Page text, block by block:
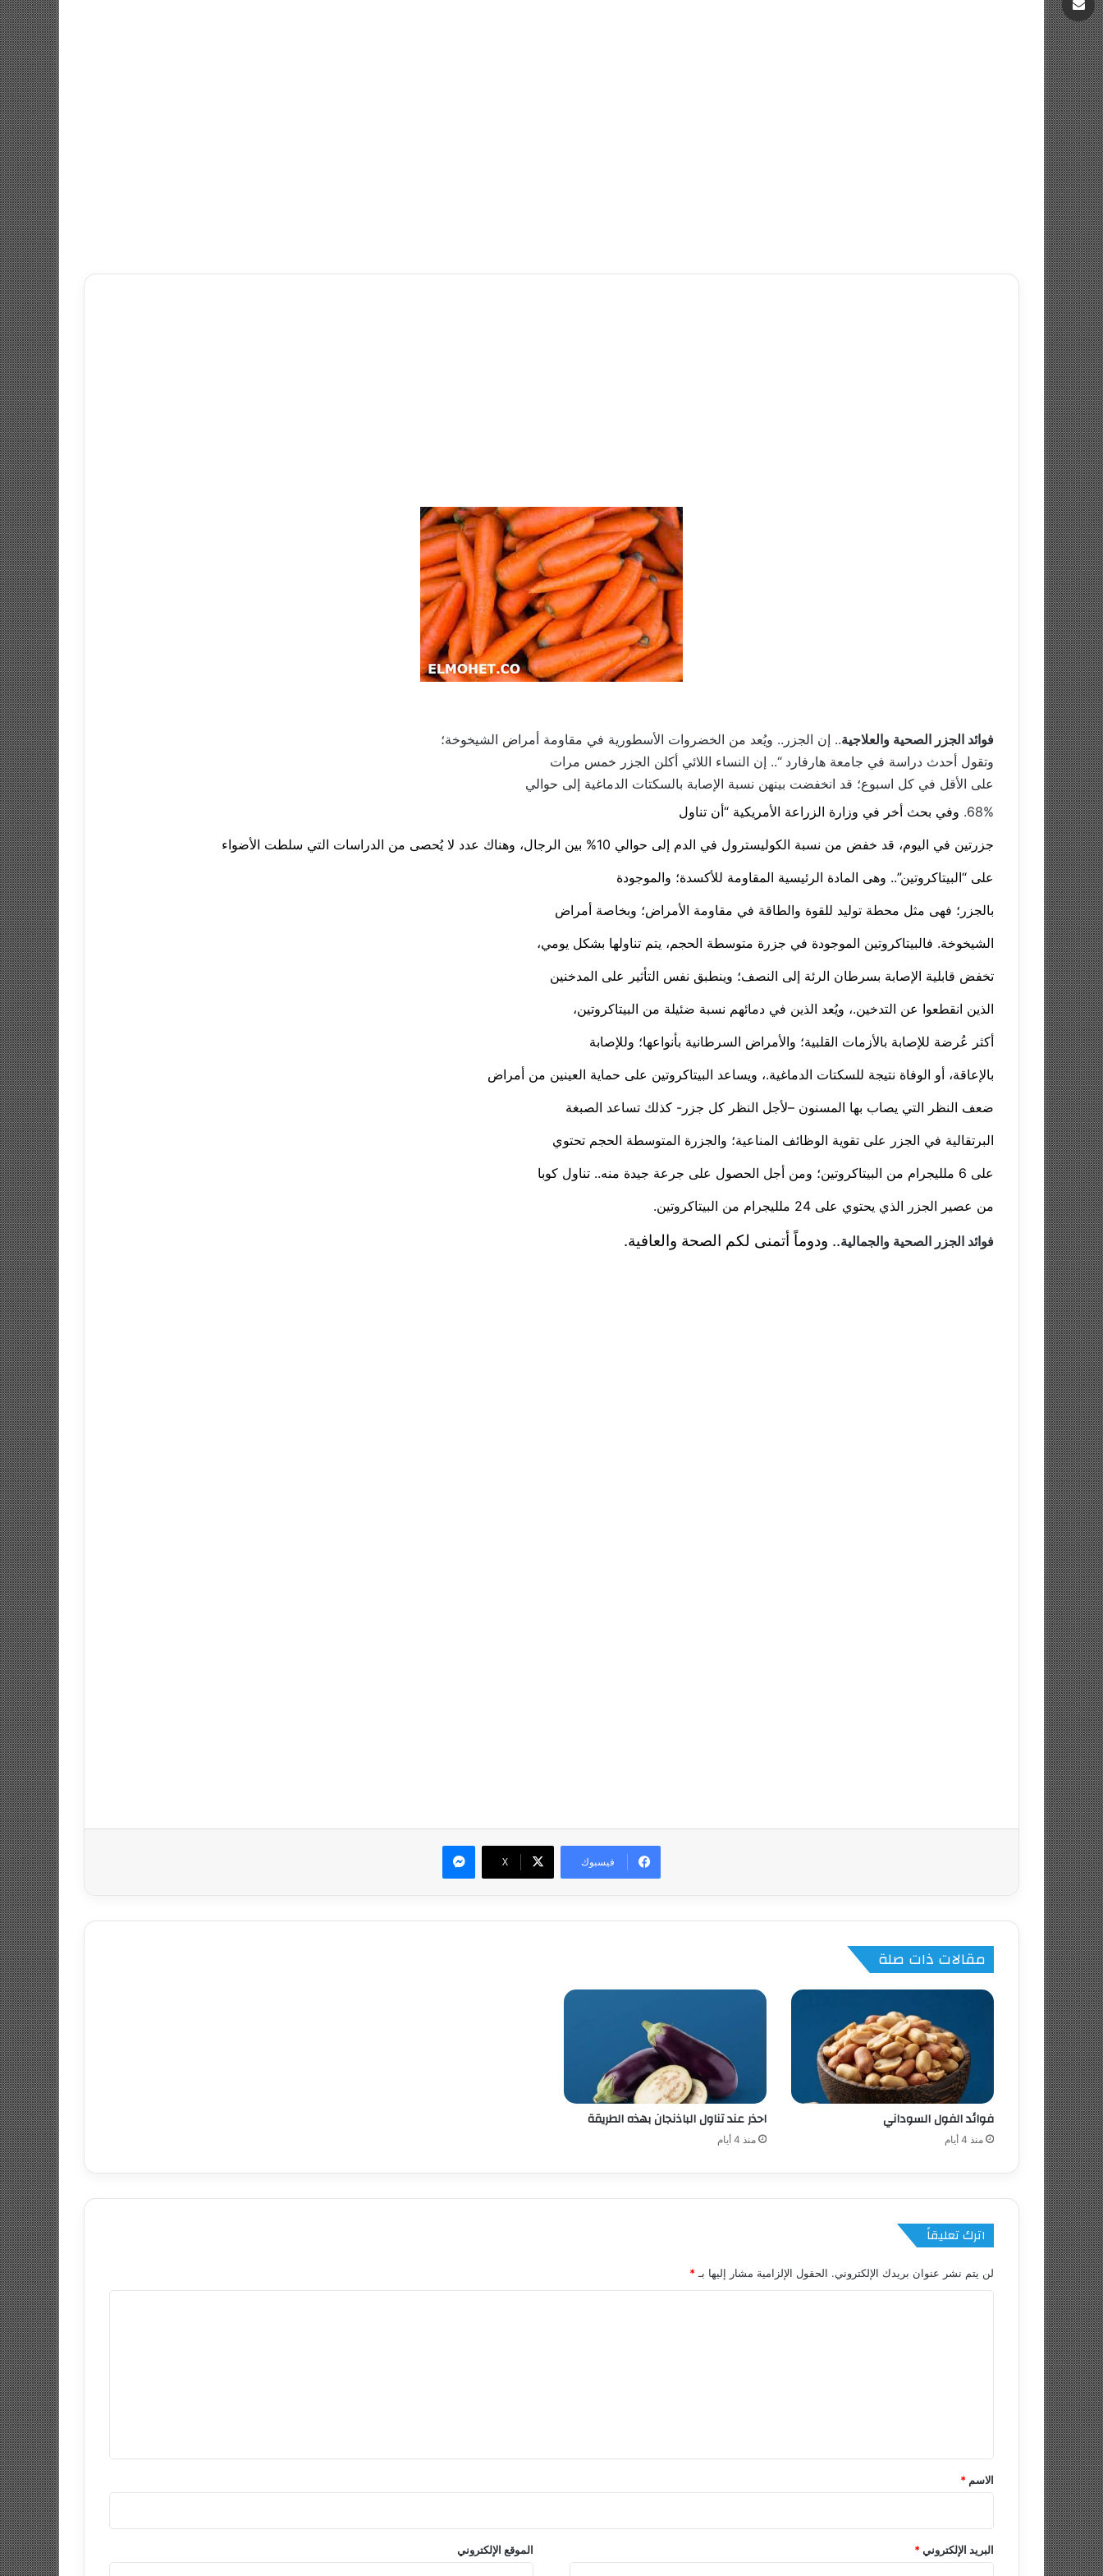
فوائد الجزر الصحية والعلاجية.. إن الجزر.. ويُعد من الخضروات الأسطورية في مقاومة أمراض الشيخوخة؛
وتقول أحدث دراسة في جامعة هارفارد “.. إن النساء اللائي أكلن الجزر خمس مرات
على الأقل في كل اسبوع؛ قد انخفضت بينهن نسبة الإصابة بالسكتات الدماغية إلى حوالي
68%. وفي بحث أخر في وزارة الزراعة الأمريكية “أن تناول
جزرتين في اليوم، قد خفض من نسبة الكوليسترول في الدم إلى حوالي 10% بين الرجال، وهناك عدد لا يُحصى من الدراسات التي سلطت الأضواء
على “البيتاكروتين”.. وهى المادة الرئيسية المقاومة للأكسدة؛ والموجودة
بالجزر؛ فهى مثل محطة توليد للقوة والطاقة في مقاومة الأمراض؛ وبخاصة أمراض
الشيخوخة. فالبيتاكروتين الموجودة في جزرة متوسطة الحجم، يتم تناولها بشكل يومي،
تخفض قابلية الإصابة بسرطان الرئة إلى النصف؛ وينطبق نفس التأثير على المدخنين
الذين انقطعوا عن التدخين.، ويُعد الذين في دمائهم نسبة ضئيلة من البيتاكروتين،
أكثر عُرضة للإصابة بالأزمات القلبية؛ والأمراض السرطانية بأنواعها؛ وللإصابة
بالإعاقة، أو الوفاة نتيجة للسكتات الدماغية.، ويساعد البيتاكروتين على حماية العينين من أمراض
ضعف النظر التي يصاب بها المسنون –لأجل النظر كل جزر- كذلك تساعد الصبغة
البرتقالية في الجزر على تقوية الوظائف المناعية؛ والجزرة المتوسطة الحجم تحتوي
على 6 ملليجرام من البيتاكروتين؛ ومن أجل الحصول على جرعة جيدة منه.. تناول كوبا
من عصير الجزر الذي يحتوي على 24 ملليجرام من البيتاكروتين.
فوائد الجزر الصحية والجمالية.. ودوماً أتمنى لكم الصحة والعافية.
فيسبوك ‫X
ماسنجر
مقالات ذات صلة
فوائد الفول السوداني
منذ 4 أيام
احذر عند تناول الباذنجان بهذه الطريقة
منذ 4 أيام
اترك تعليقاً
لن يتم نشر عنوان بريدك الإلكتروني. الحقول الإلزامية مشار إليها بـ*
*
الاسم *
البريد الإلكتروني* الموقع الإلكتروني